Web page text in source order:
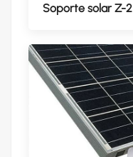
Soporte solar Z-2